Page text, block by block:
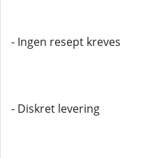
- Ingen resept kreves
- Diskret levering